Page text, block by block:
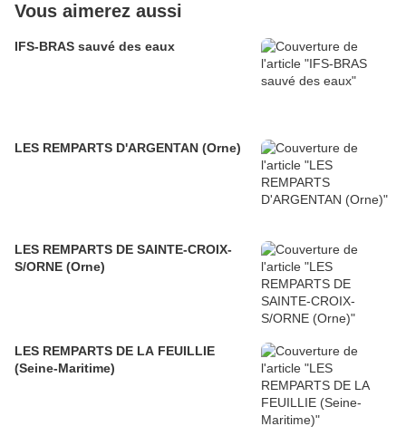
Vous aimerez aussi
IFS-BRAS sauvé des eaux
LES REMPARTS D'ARGENTAN (Orne)
LES REMPARTS DE SAINTE-CROIX-
S/ORNE (Orne)
LES REMPARTS DE LA FEUILLIE
(Seine-Maritime)